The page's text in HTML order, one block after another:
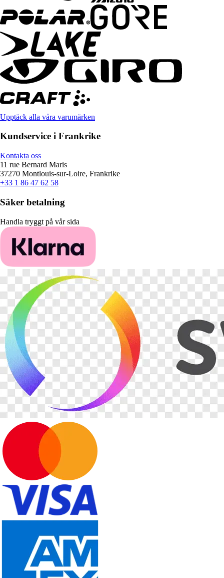
Upptäck alla våra varumärken
Kundservice i Frankrike
Kontakta oss
11 rue Bernard Maris
37270 Montlouis-sur-Loire, Frankrike
+33 1 86 47 62 58
Säker betalning
Handla tryggt på vår sida